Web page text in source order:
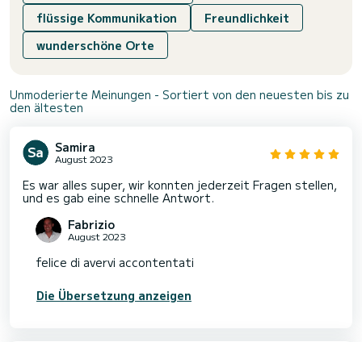
flüssige Kommunikation
Freundlichkeit
wunderschöne Orte
Unmoderierte Meinungen - Sortiert von den neuesten bis zu
den ältesten
Samira
August 2023
Es war alles super, wir konnten jederzeit Fragen stellen,
und es gab eine schnelle Antwort.
Fabrizio
August 2023
felice di avervi accontentati
Die Übersetzung anzeigen